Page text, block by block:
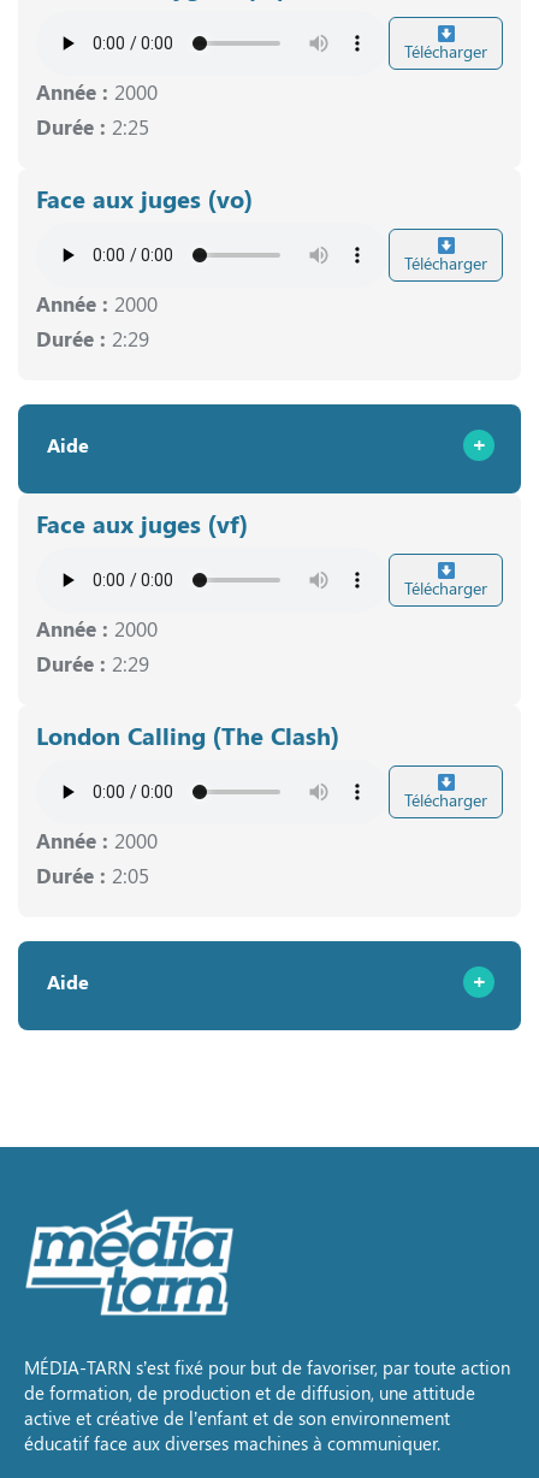
Télécharger
Année : 2000
Durée : 2:25
Face aux juges (vo)
Télécharger
Année : 2000
Durée : 2:29
Aide
Face aux juges (vf)
Télécharger
Année : 2000
Durée : 2:29
London Calling (The Clash)
Télécharger
Année : 2000
Durée : 2:05
Aide
MÉDIA-TARN s’est fixé pour but de favoriser, par toute action
de formation, de production et de diffusion, une attitude
active et créative de l’enfant et de son environnement
éducatif face aux diverses machines à communiquer.